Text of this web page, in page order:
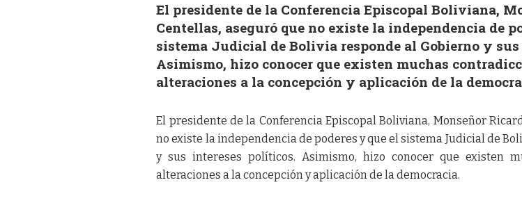
El presidente de la Conferencia Episcopal Boliviana,
Centellas, aseguró que no existe la independencia de
sistema Judicial de Bolivia responde al Gobierno y
Asimismo, hizo conocer que existen muchas
alteraciones a la concepción y aplicación de la
El presidente de la Conferencia Episcopal Boliviana, Monseñor
no existe la independencia de poderes y que el sistema Judicial de
y sus intereses políticos. Asimismo, hizo conocer que existen
alteraciones a la concepción y aplicación de la democracia.